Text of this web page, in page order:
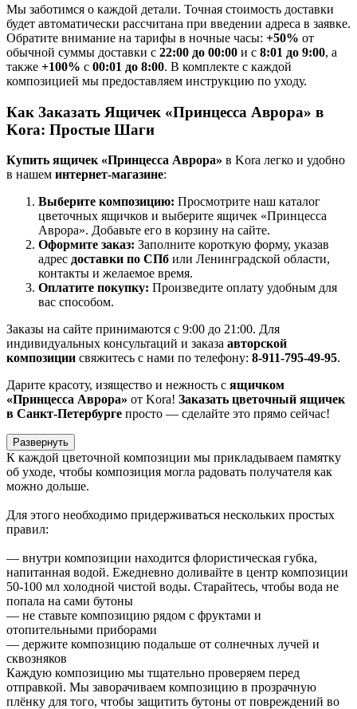
Мы заботимся о каждой детали. Точная стоимость доставки
будет автоматически рассчитана при введении адреса в заявке.
Обратите внимание на тарифы в ночные часы: +50% от
обычной суммы доставки с 22:00 до 00:00 и с 8:01 до 9:00, а
также +100% с 00:01 до 8:00. В комплекте с каждой
композицией мы предоставляем инструкцию по уходу.
Как Заказать Ящичек «Принцесса Аврора» в
Kora: Простые Шаги
Купить ящичек «Принцесса Аврора» в Kora легко и удобно
в нашем интернет-магазине:
Выберите композицию: Просмотрите наш каталог
цветочных ящичков и выберите ящичек «Принцесса
Аврора». Добавьте его в корзину на сайте.
Оформите заказ: Заполните короткую форму, указав
адрес доставки по СПб или Ленинградской области,
контакты и желаемое время.
Оплатите покупку: Произведите оплату удобным для
вас способом.
Заказы на сайте принимаются с 9:00 до 21:00. Для
индивидуальных консультаций и заказа авторской
композиции свяжитесь с нами по телефону: 8-911-795-49-95.
Дарите красоту, изящество и нежность с ящичком
«Принцесса Аврора» от Kora! Заказать цветочный ящичек
в Санкт-Петербурге просто — сделайте это прямо сейчас!
Развернуть
К каждой цветочной композиции мы прикладываем памятку
об уходе, чтобы композиция могла радовать получателя как
можно дольше.
Для этого необходимо придерживаться нескольких простых
правил:
— внутри композиции находится флористическая губка,
напитанная водой. Ежедневно доливайте в центр композиции
50-100 мл холодной чистой воды. Старайтесь, чтобы вода не
попала на сами бутоны
— не ставьте композицию рядом с фруктами и
отопительными приборами
— держите композицию подальше от солнечных лучей и
сквозняков
Каждую композицию мы тщательно проверяем перед
отправкой. Мы заворачиваем композицию в прозрачную
плёнку для того, чтобы защитить бутоны от повреждений во